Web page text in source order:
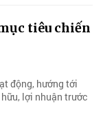
tiêu chiến
động, hướng tới
lợi nhuận trước